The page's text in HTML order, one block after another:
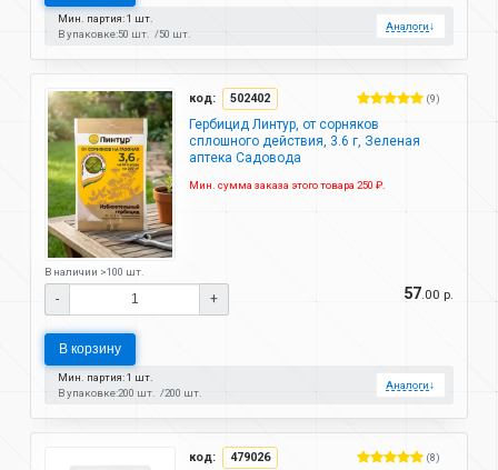
Мин. партия: 1 шт.
В упаковке:50 шт. 50 шт.
Аналоги↓
код: 502402 (9)
Гербицид Линтур, от сорняков
сплошного действия, 3.6 г, Зеленая
аптека Садовода
Мин. сумма заказа этого товара 250 ₽.
В наличии >100 шт.
- + 57.00 р.
В корзину
Мин. партия: 1 шт.
В упаковке:200 шт. 200 шт.
Аналоги↓
код: 479026 (8)